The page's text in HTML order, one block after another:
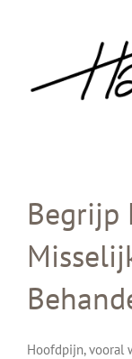
Begrijp
Hoofdpijn, vooral